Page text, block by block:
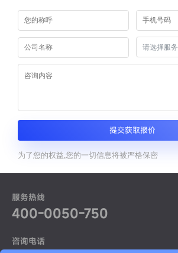
提交获取报价
为了您的权益,您的一切信息将被严格保密
服务热线
400-0050-750
咨询电话